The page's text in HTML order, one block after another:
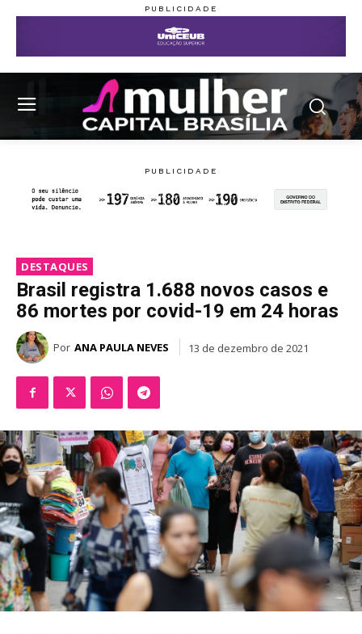
DESTAQUES
Brasil registra 1.688 novos casos e
86 mortes por covid-19 em 24 horas
Por ANA PAULA NEVES 13 de dezembro de 2021